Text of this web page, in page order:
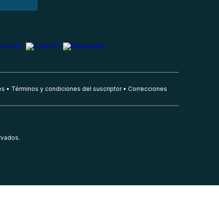
Términos y condiciones del suscriptor Correcciones